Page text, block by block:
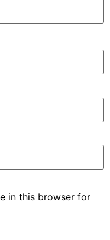
in this browser for